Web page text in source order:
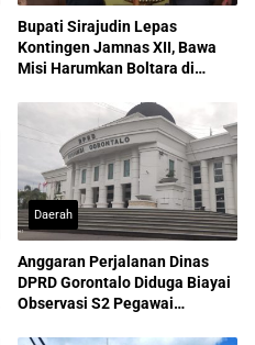
Bupati Sirajudin Lepas
Kontingen Jamnas XII, Bawa
Misi Harumkan Boltara di
Daerah
Anggaran Perjalanan Dinas
DPRD Gorontalo Diduga Biayai
Observasi S2 Pegawai